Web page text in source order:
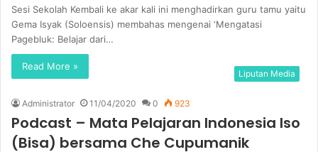
Sesi Sekolah Kembali ke akar kali ini menghadirkan guru tamu yaitu
Gema Isyak (Soloensis) membahas mengenai ‘Mengatasi
Pagebluk: Belajar dari…
Read More »
Liputan Media
Administrator 11/04/2020 0 923
Podcast – Mata Pelajaran Indonesia Iso
(Bisa) bersama Che Cupumanik